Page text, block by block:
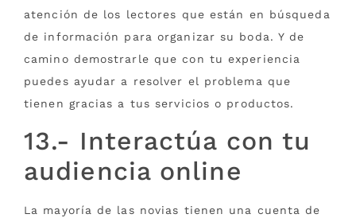
atención de los lectores que están en búsqueda
de información para organizar su boda. Y de
camino demostrarle que con tu experiencia
puedes ayudar a resolver el problema que
tienen gracias a tus servicios o productos.
13.- Interactúa con tu
audiencia online
La mayoría de las novias tienen una cuenta de